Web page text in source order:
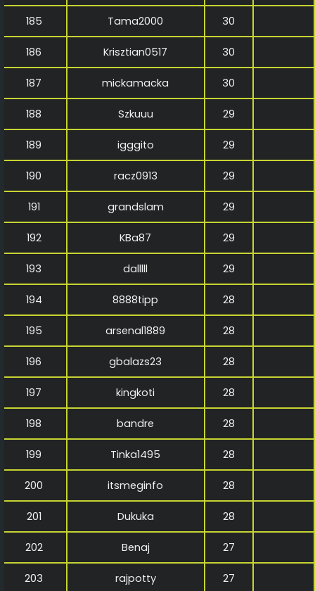
185 Tama2000 30
186 Krisztian0517 30
187 mickamacka 30
188 Szkuuu 29
189 igggito 29
190 racz0913 29
191 grandslam 29
192 KBa87 29
193 dalllll 29
194 8888tipp 28
195 arsenal1889 28
196 gbalazs23 28
197 kingkoti 28
198 bandre 28
199 Tinka1495 28
200 itsmeginfo 28
201 Dukuka 28
202 Benaj 27
203 rajpotty 27